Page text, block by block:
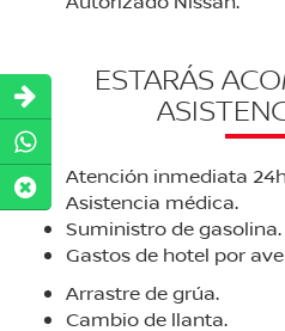
ESTARÁS
Atención inmediata
Asistencia médica.
Suministro de gasolina.
Gastos de hotel por
Arrastre de grúa.
Cambio de llanta.